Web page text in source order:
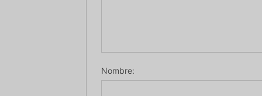
Nombre: